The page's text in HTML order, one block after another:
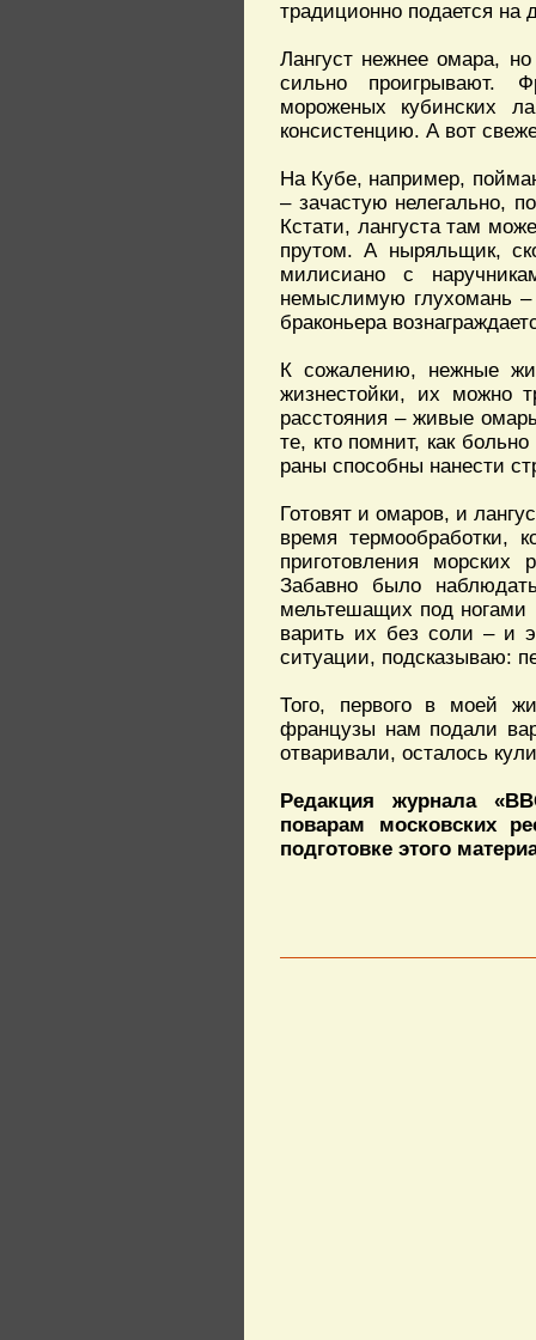
традиционно подается на
Лангуст нежнее омара,
сильно проигрывают.
мороженых кубинских
консистенцию. А вот
На Кубе, например,
– зачастую нелегально,
Кстати, лангуста там
прутом. А ныряльщик,
милисиано с
немыслимую глухомань –
браконьера
К сожалению, нежные
жизнестойки, их можно
расстояния – живые
те, кто помнит, как
раны способны нанести
Готовят и омаров, и
время термообработки,
приготовления
Забавно было
мельтешащих под ногами
варить их без соли – и
ситуации, подсказываю:
Того, первого в моей
французы нам подали
отваривали, осталось
Редакция журнала
поварам московских
подготовке этого